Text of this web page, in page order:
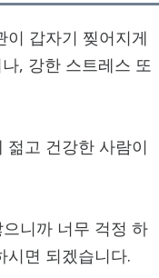
이 갑자기 찢어지게
, 강한 스트레스 또
젊고 건강한 사람이
니까 너무 걱정 하
시면 되겠습니다.